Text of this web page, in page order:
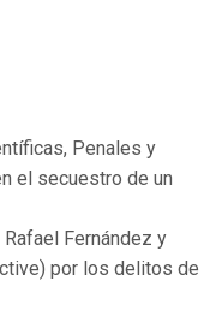
Penales y
el secuestro de un
Fernández y
por los delitos de